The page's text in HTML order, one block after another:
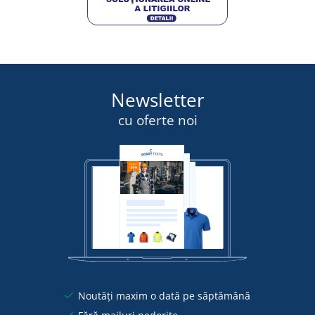
Newsletter
cu oferte noi
Noutăți maxim o dată pe săptămână